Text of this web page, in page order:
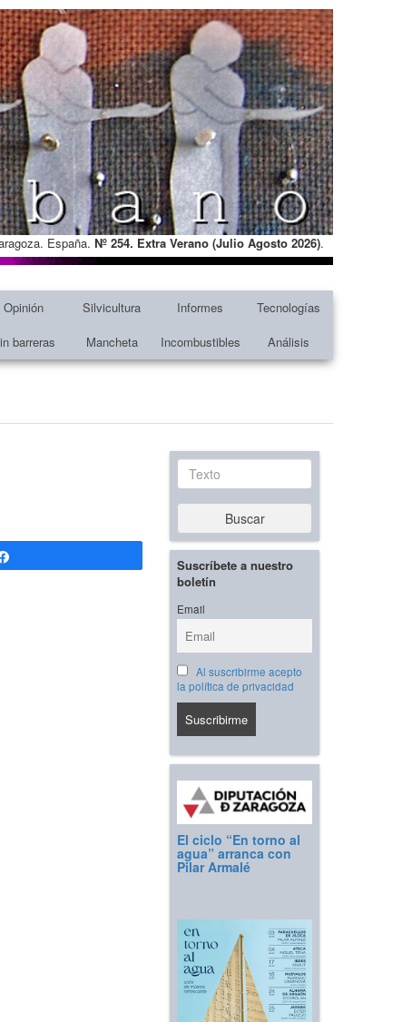
España. Nº 254. Extra Verano (Julio Agosto 2026).
Opinión Silvicultura Informes
Tecnologías
barreras Mancheta Incombustibles Análisis
Texto
Buscar
Suscríbete a nuestro
boletín
Email
Al suscribirme acepto
la política de privacidad
El ciclo “En torno al
agua” arranca con
Pilar Armalé